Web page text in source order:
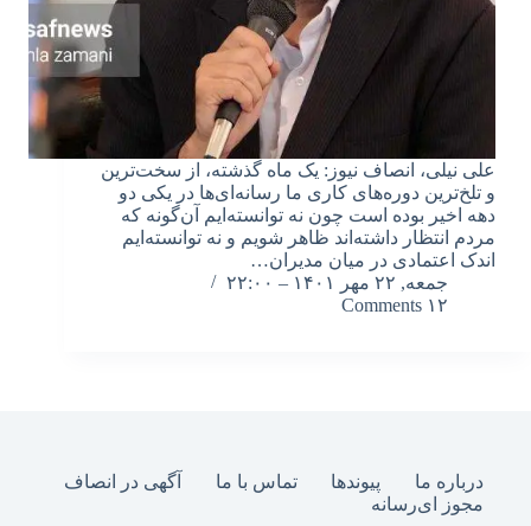
علی نیلی، انصاف نیوز: یک ماه گذشته، از سخت‌ترین
و تلخ‌ترین دوره‌های کاری ما رسانه‌ای‌ها در یکی دو
دهه اخیر بوده است چون نه توانسته‌ایم آن‌گونه که
مردم انتظار داشته‌اند ظاهر شویم و نه توانسته‌ایم
اندک اعتمادی در میان مدیران…
جمعه, ۲۲ مهر ۱۴۰۱ – ۲۲:۰۰
۱۲ Comments
درباره ما پیوندها تماس با ما
آگهی در انصاف
مجوز ای‌رسانه